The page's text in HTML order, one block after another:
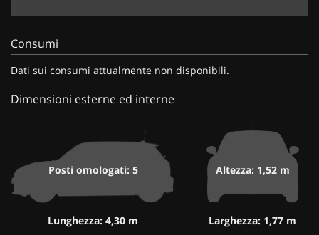
Consumi
Dati sui consumi attualmente non disponibili.
Dimensioni esterne ed interne
Posti omologati: 5
Lunghezza: 4,30 m
Altezza: 1,52 m
Larghezza: 1,77 m